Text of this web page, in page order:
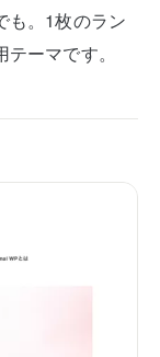
も。1枚のラン
ーマです。